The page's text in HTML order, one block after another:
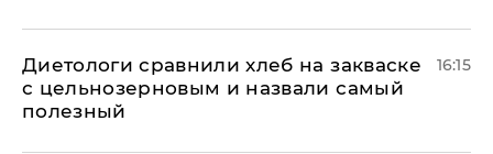
Диетологи сравнили хлеб на закваске
с цельнозерновым и назвали самый
полезный
16:15